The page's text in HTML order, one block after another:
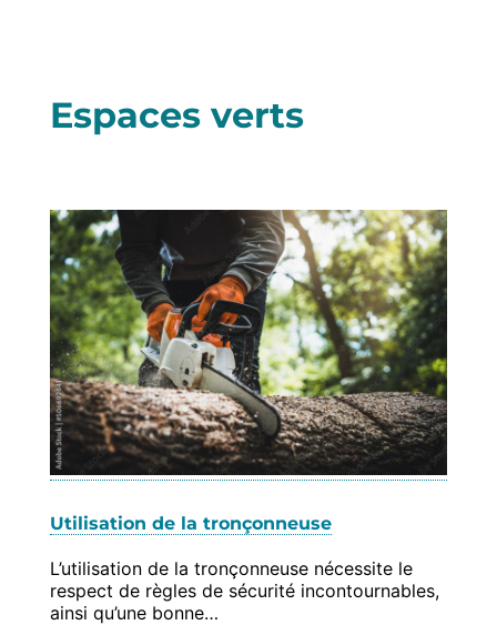
Espaces verts
Utilisation de la tronçonneuse
L’utilisation de la tronçonneuse nécessite le
respect de règles de sécurité incontournables,
ainsi qu’une bonne…